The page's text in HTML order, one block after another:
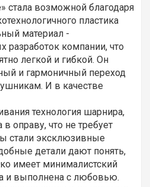
стала возможной благодаря
пластика
материал -
разработок компании, что
легкой и гибкой. Он
и гармоничный переход
И в качестве
технология шарнира,
в оправу, что не требует
стали эксклюзивные
детали дают понять,
имеет минималистский
и выполнена с любовью.